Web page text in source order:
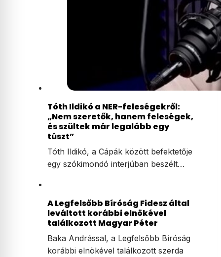
Tóth Ildikó a NER-feleségekről:
„Nem szeretők, hanem feleségek,
és szültek már legalább egy
túszt”
Tóth Ildikó, a Cápák között befektetője
egy szókimondó interjúban beszélt…
A Legfelsőbb Bíróság Fidesz által
leváltott korábbi elnökével
találkozott Magyar Péter
Baka Andrással, a Legfelsőbb Bíróság
korábbi elnökével találkozott szerda